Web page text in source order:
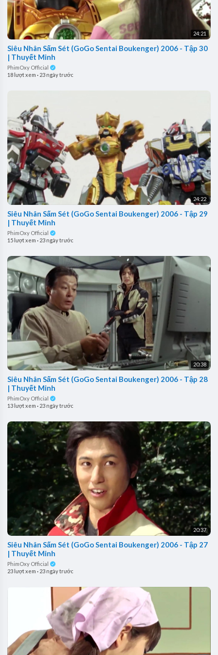
24:21
Siêu Nhân Sấm Sét (GoGo Sentai Boukenger) 2006 - Tập 30
| Thuyết Minh
PhimOxy Official
18 lượt xem · 23 ngày trước
24:22
Siêu Nhân Sấm Sét (GoGo Sentai Boukenger) 2006 - Tập 29
| Thuyết Minh
PhimOxy Official
15 lượt xem · 23 ngày trước
20:38
Siêu Nhân Sấm Sét (GoGo Sentai Boukenger) 2006 - Tập 28
| Thuyết Minh
PhimOxy Official
13 lượt xem · 23 ngày trước
20:37
Siêu Nhân Sấm Sét (GoGo Sentai Boukenger) 2006 - Tập 27
| Thuyết Minh
PhimOxy Official
23 lượt xem · 23 ngày trước